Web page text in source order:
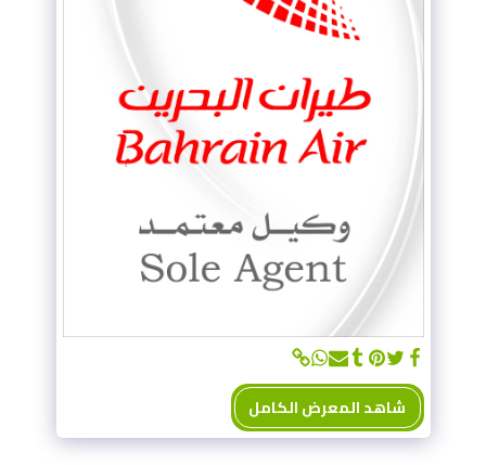
شاهد المعرض الكامل